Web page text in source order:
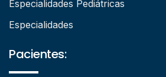
Especialidades Pediátricas
Especialidades
Pacientes: